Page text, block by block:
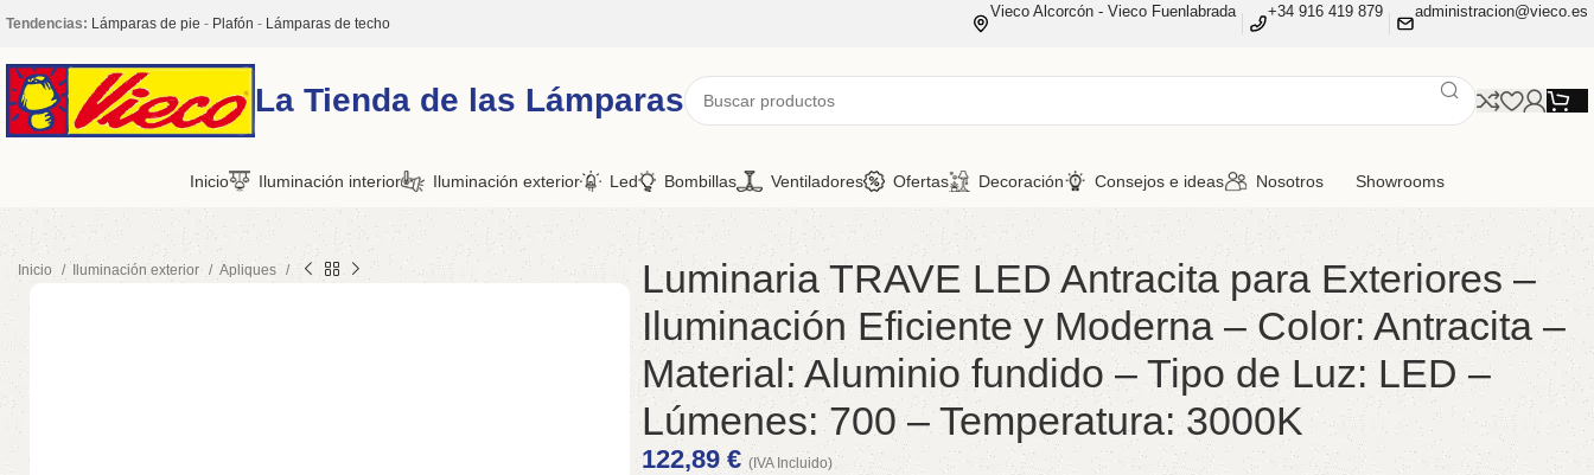
Tendencias: Lámparas de pie - Plafón - Lámparas de techo
Vieco Alcorcón - Vieco Fuenlabrada +34 916 419 879 administracion@vieco.es
La Tienda de las Lámparas
Inicio Iluminación interior Iluminación exterior Led Bombillas Ventiladores Ofertas Decoración Consejos e ideas Nosotros Showrooms
Inicio Iluminación exterior Apliques
Luminaria TRAVE LED Antracita para Exteriores –
Iluminación Eficiente y Moderna – Color: Antracita –
Material: Aluminio fundido – Tipo de Luz: LED –
Lúmenes: 700 – Temperatura: 3000K
122,89€ (IVA Incluido)